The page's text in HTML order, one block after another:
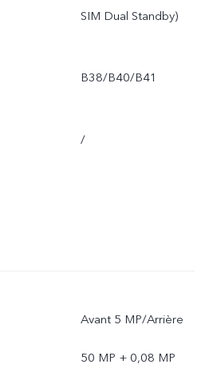
SIM Dual Standby)
B38/B40/B41
/
Avant 5 MP/Arrière
50 MP + 0,08 MP